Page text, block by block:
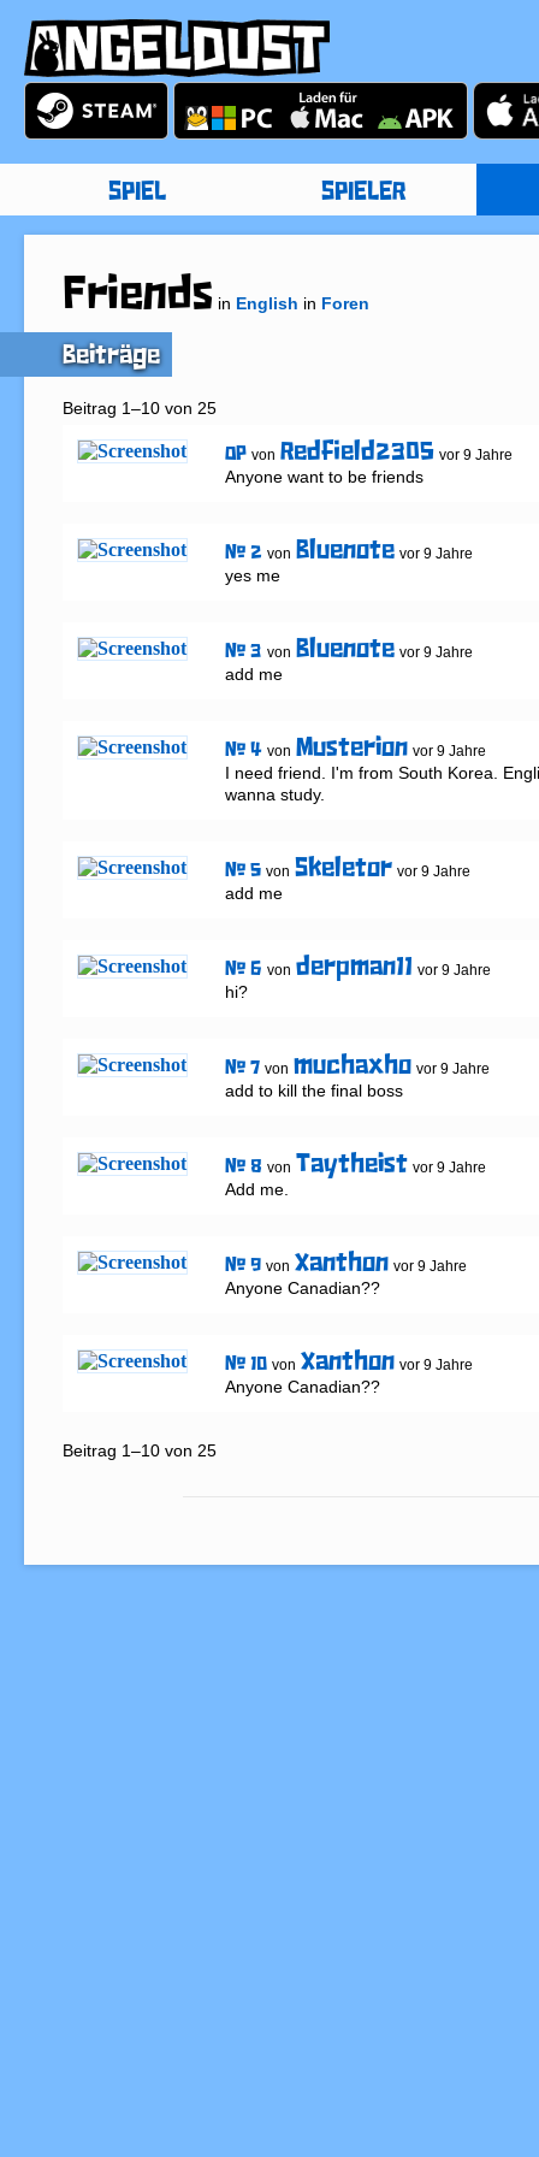
SPIEL SPIELER
Friends in English in Foren
Beiträge
Beitrag 1–10 von 25
OP von Redfield2305 vor 9 Jahre
Anyone want to be friends
# 2 von Bluenote vor 9 Jahre
yes me
# 3 von Bluenote vor 9 Jahre
add me
# 4 von Musterion vor 9 Jahre
I need friend. I'm from South Korea.
wanna study.
# 5 von Skeletor vor 9 Jahre
add me
# 6 von derpman11 vor 9 Jahre
hi?
# 7 von muchaxho vor 9 Jahre
add to kill the final boss
# 8 von Taytheist vor 9 Jahre
Add me.
# 9 von Xanthon vor 9 Jahre
Anyone Canadian??
# 10 von Xanthon vor 9 Jahre
Anyone Canadian??
Beitrag 1–10 von 25